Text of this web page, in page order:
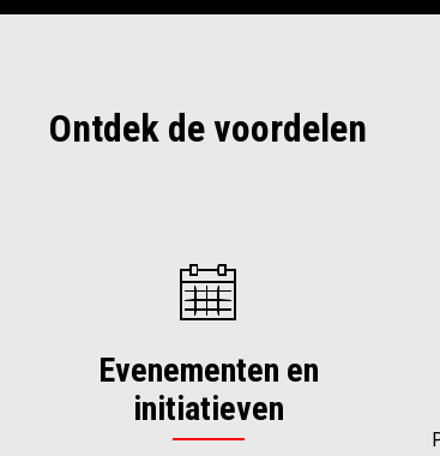
Ontdek de voordelen
Evenementen en
initiatieven